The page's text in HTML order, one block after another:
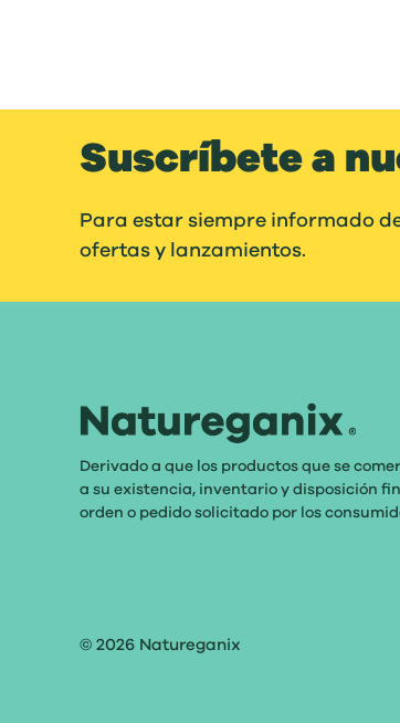
Suscríbete a
Para estar siempre informado
ofertas y lanzamientos.
Derivado a que los productos que se
a su existencia, inventario y disposición
orden o pedido solicitado por los
© 2026 Natureganix